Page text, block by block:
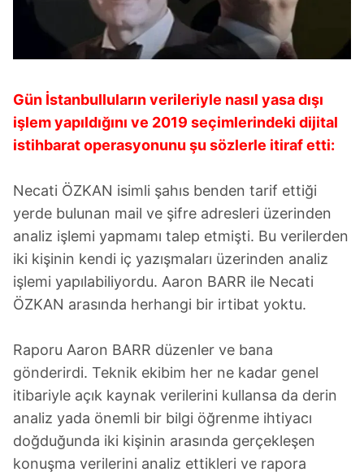
Gün İstanbulluların verileriyle nasıl yasa dışı
işlem yapıldığını ve 2019 seçimlerindeki dijital
istihbarat operasyonunu şu sözlerle itiraf etti:
Necati ÖZKAN isimli şahıs benden tarif ettiği
yerde bulunan mail ve şifre adresleri üzerinden
analiz işlemi yapmamı talep etmişti. Bu verilerden
iki kişinin kendi iç yazışmaları üzerinden analiz
işlemi yapılabiliyordu. Aaron BARR ile Necati
ÖZKAN arasında herhangi bir irtibat yoktu.
Raporu Aaron BARR düzenler ve bana
gönderirdi. Teknik ekibim her ne kadar genel
itibariyle açık kaynak verilerini kullansa da derin
analiz yada önemli bir bilgi öğrenme ihtiyacı
doğduğunda iki kişinin arasında gerçekleşen
konuşma verilerini analiz ettikleri ve rapora